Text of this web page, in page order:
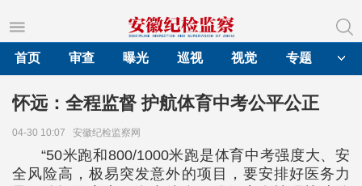
首页
审查 曝光 巡视 视觉 专题
怀远：全程监督 护航体育中考公平公正
04-30 10:07 安徽纪检监察网
“50米跑和800/1000米跑是体育中考强度大、安
全风险高，极易突发意外的项目，要安排好医务力